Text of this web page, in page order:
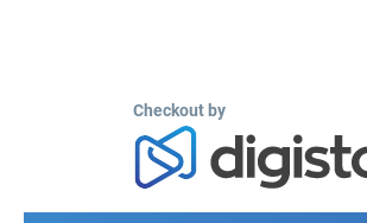
Checkout by